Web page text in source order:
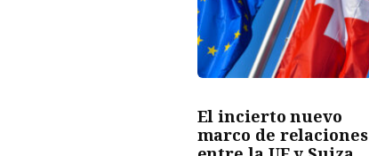
El incierto nuevo
marco de relaciones